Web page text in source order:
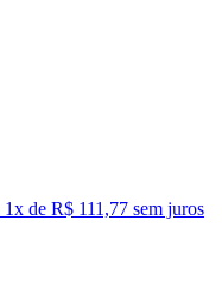
1x de R$ 111,77 sem juros